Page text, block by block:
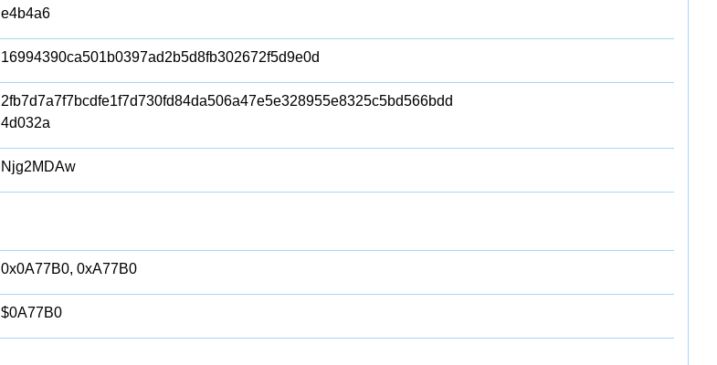
e4b4a6
16994390ca501b0397ad2b5d8fb302672f5d9e0d
2fb7d7a7f7bcdfe1f7d730fd84da506a47e5e328955e8325c5bd566bdd
4d032a
Njg2MDAw
0x0A77B0, 0xA77B0
$0A77B0